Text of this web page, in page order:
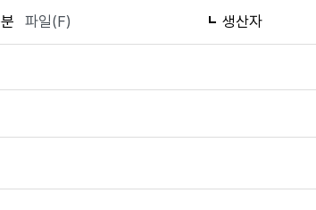
파일(F) 생산자